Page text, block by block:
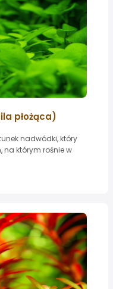
płożąca)
nadwódki, który
na którym rośnie w